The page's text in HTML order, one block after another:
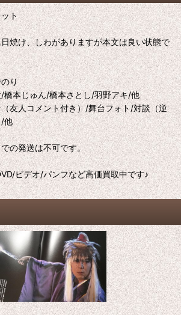
ト
焼け、しわがありますが本文は良い状態で
り
本じゅん/橋本さとし/羽野アキ/他
友人コメント付き）/舞台フォト/対談（逆
他
の発送は不可です。
ビデオ/パンフなど高価買取中です♪